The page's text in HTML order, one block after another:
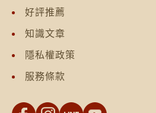
好評推薦
知識文章
隱私權政策
服務條款